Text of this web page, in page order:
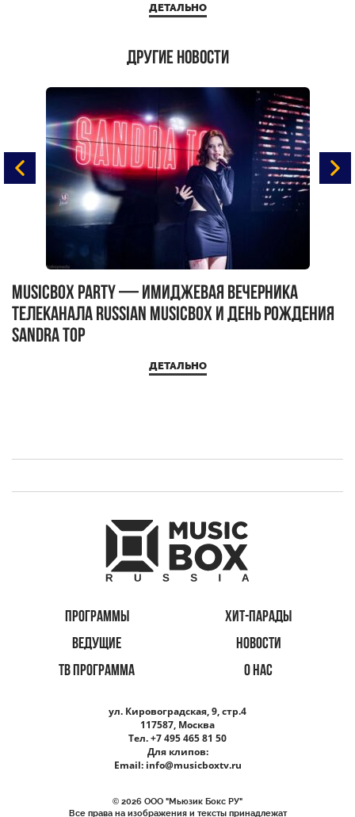
ДЕТАЛЬНО
Другие новости
MUSICBOX PARTY — имиджевая вечерника
телеканала RUSSIAN MUSICBOX и день рождения
Sandra Top
ДЕТАЛЬНО
ПРОГРАММЫ
ХИТ-ПАРАДЫ
ВЕДУЩИЕ
НОВОСТИ
ТВ ПРОГРАММА
О НАС
ул. Кировоградская, 9, стр.4
117587, Москва
Тел. +7 495 465 81 50
Для клипов:
Email: info@musicboxtv.ru
© 2026 ООО "Мьюзик Бокс РУ"
Все права на изображения и тексты принадлежат